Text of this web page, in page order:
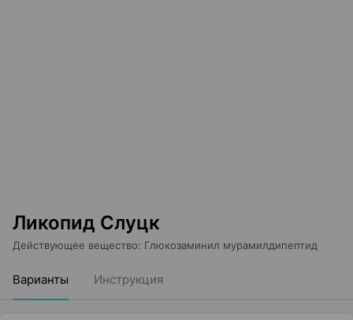
Ликопид Слуцк
Действующее вещество: Глюкозаминил мурамилдипептид
Варианты Инструкция